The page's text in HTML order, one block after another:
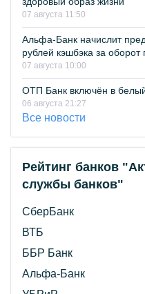
07 августа 11:50
Альфа-Банк начислит
рублей кэшбэка за оборот
07 августа 10:00
ОТП Банк включён в
06 августа 21:27
Все новости
Рейтинг банков
службы банков"
СберБанк
ВТБ
ББР Банк
Альфа-Банк